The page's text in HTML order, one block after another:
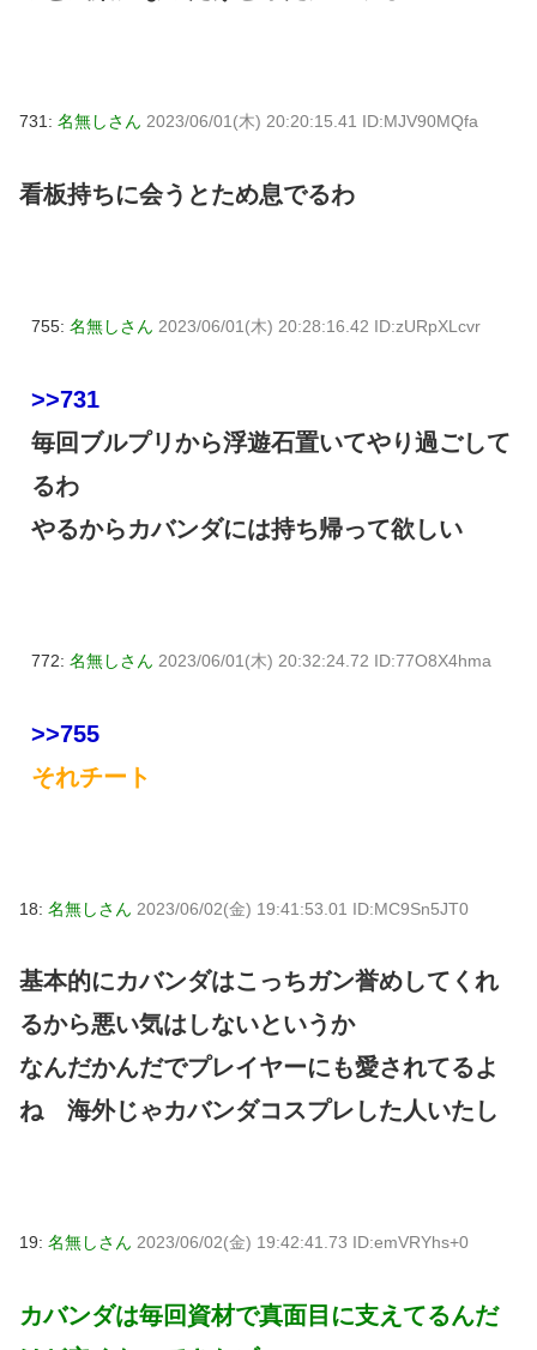
731: 名無しさん 2023/06/01(木) 20:20:15.41 ID:MJV90MQfa
看板持ちに会うとため息でるわ
755: 名無しさん 2023/06/01(木) 20:28:16.42 ID:zURpXLcvr
>>731
毎回ブルプリから浮遊石置いてやり過ごして
るわ
やるからカバンダには持ち帰って欲しい
772: 名無しさん 2023/06/01(木) 20:32:24.72 ID:77O8X4hma
>>755
それチート
18: 名無しさん 2023/06/02(金) 19:41:53.01 ID:MC9Sn5JT0
基本的にカバンダはこっちガン誉めしてくれ
るから悪い気はしないというか
なんだかんだでプレイヤーにも愛されてるよ
ね 海外じゃカバンダコスプレした人いたし
19: 名無しさん 2023/06/02(金) 19:42:41.73 ID:emVRYhs+0
カバンダは毎回資材で真面目に支えてるんだ